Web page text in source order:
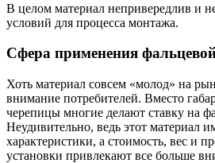
В целом материал непривередлив и
условий для процесса монтажа.
Сфера применения
Хоть материал совсем «молод» на
внимание потребителей. Вместо
черепицы многие делают ставку на
Неудивительно, ведь этот материал
характеристики, а стоимость, вес и
установки привлекают все больше